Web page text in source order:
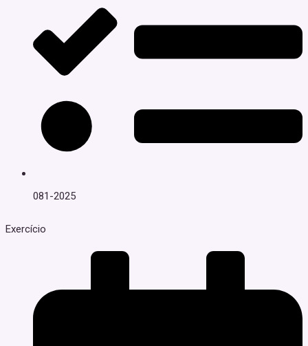
081-2025
Exercício